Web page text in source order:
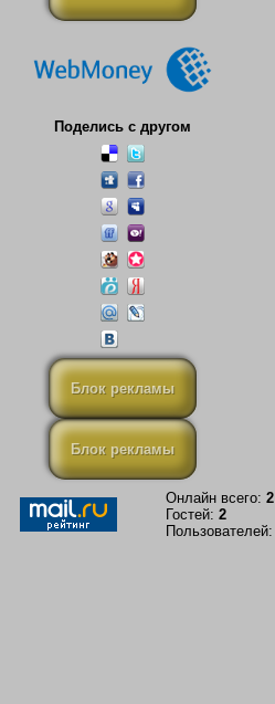
Поделись с другом
Блок рекламы
Блок рекламы
Онлайн всего: 2
Гостей: 2
Пользователей: